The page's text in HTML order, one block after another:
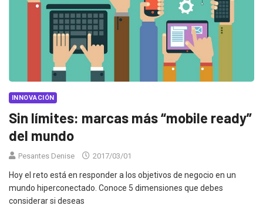
INNOVACIÓN
Sin límites: marcas más “mobile ready”
del mundo
Pesantes Denise 2017/03/01
Hoy el reto está en responder a los objetivos de negocio en un
mundo hiperconectado. Conoce 5 dimensiones que debes
considerar si deseas